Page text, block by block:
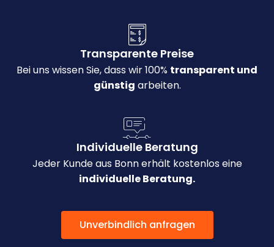
Transparente Preise
Bei uns wissen Sie, dass wir 100% transparent und
günstig arbeiten.
Individuelle Beratung
Jeder Kunde aus Bonn erhält kostenlos eine
individuelle Beratung.
Unverbindlich anfragen